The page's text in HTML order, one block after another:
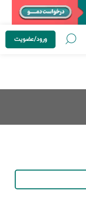
ورود/عضویت